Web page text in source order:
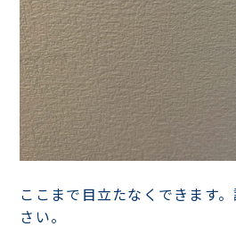
ここまで目立たなくできます
さい。